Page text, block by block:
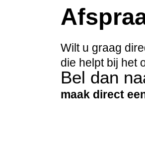
Wilt u graag
die helpt bij het
Bel dan
maak direct